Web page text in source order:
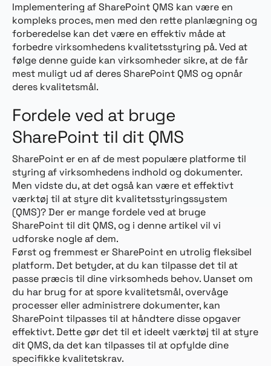
Implementering af SharePoint QMS kan være en
kompleks proces, men med den rette planlægning og
forberedelse kan det være en effektiv måde at
forbedre virksomhedens kvalitetsstyring på. Ved at
følge denne guide kan virksomheder sikre, at de får
mest muligt ud af deres SharePoint QMS og opnår
deres kvalitetsmål.
Fordele ved at bruge
SharePoint til dit QMS
SharePoint er en af de mest populære platforme til
styring af virksomhedens indhold og dokumenter.
Men vidste du, at det også kan være et effektivt
værktøj til at styre dit kvalitetsstyringssystem
(QMS)? Der er mange fordele ved at bruge
SharePoint til dit QMS, og i denne artikel vil vi
udforske nogle af dem.
Først og fremmest er SharePoint en utrolig fleksibel
platform. Det betyder, at du kan tilpasse det til at
passe præcis til dine virksomheds behov. Uanset om
du har brug for at spore kvalitetsmål, overvåge
processer eller administrere dokumenter, kan
SharePoint tilpasses til at håndtere disse opgaver
effektivt. Dette gør det til et ideelt værktøj til at styre
dit QMS, da det kan tilpasses til at opfylde dine
specifikke kvalitetskrav.